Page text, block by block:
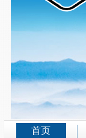
首页